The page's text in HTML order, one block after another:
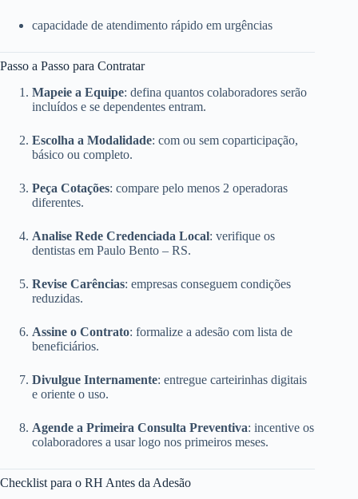
capacidade de atendimento rápido em urgências
Passo a Passo para Contratar
Mapeie a Equipe: defina quantos colaboradores serão
incluídos e se dependentes entram.
Escolha a Modalidade: com ou sem coparticipação,
básico ou completo.
Peça Cotações: compare pelo menos 2 operadoras
diferentes.
Analise Rede Credenciada Local: verifique os
dentistas em Paulo Bento – RS.
Revise Carências: empresas conseguem condições
reduzidas.
Assine o Contrato: formalize a adesão com lista de
beneficiários.
Divulgue Internamente: entregue carteirinhas digitais
e oriente o uso.
Agende a Primeira Consulta Preventiva: incentive os
colaboradores a usar logo nos primeiros meses.
Checklist para o RH Antes da Adesão